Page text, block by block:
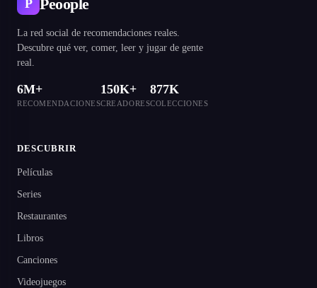
P Peoople
La red social de recomendaciones reales.
Descubre qué ver, comer, leer y jugar de gente
real.
6M+
RECOMENDACIONES
150K+
CREADORES
877K
COLECCIONES
DESCUBRIR
Películas
Series
Restaurantes
Libros
Canciones
Videojuegos